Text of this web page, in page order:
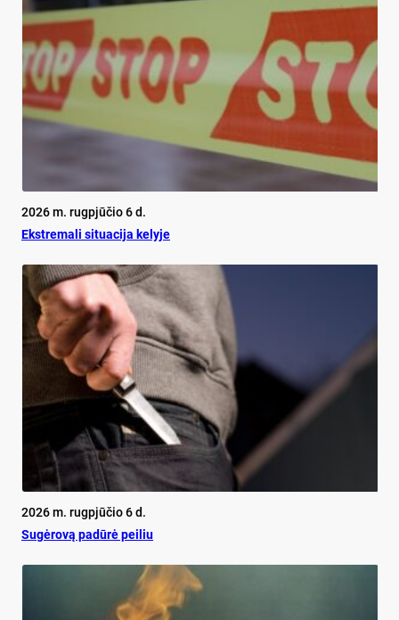
2026 m. rugpjūčio 6 d.
Ekst­re­ma­li si­tua­ci­ja ke­ly­je
2026 m. rugpjūčio 6 d.
Su­gė­ro­vą pa­dū­rė pei­liu